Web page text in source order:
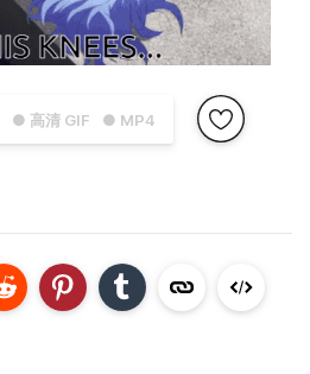
● 高清 GIF ● MP4